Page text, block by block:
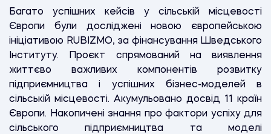
Багато успішних кейсів у сільській місцевості
Європи були досліджені новою європейською
ініціативою RUBIZMO, за фінансування Шведського
Інституту. Проєкт спрямований на виявлення
життєво важливих компонентів розвитку
підприємництва і успішних бізнес-моделей в
сільській місцевості. Акумульовано досвід 11 країн
Європи. Накопичені знання про фактори успіху для
сільського підприємництва та моделі